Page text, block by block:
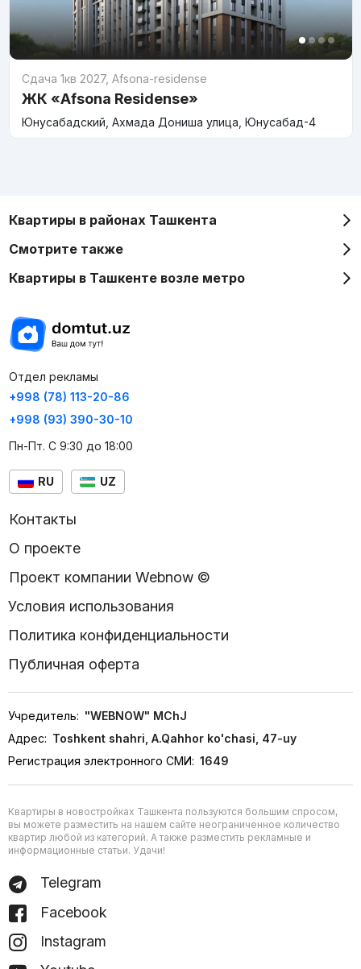
Сдача 1кв 2027, Afsona-residense
ЖК «Afsona Residense»
Юнусабадский, Ахмада Дониша улица, Юнусабад-4
Квартиры в районах Ташкента
Смотрите также
Квартиры в Ташкенте возле метро
Отдел рекламы
+998 (78) 113-20-86
+998 (93) 390-30-10
Пн-Пт. С 9:30 до 18:00
RU UZ
Контакты
О проекте
Проект компании Webnow ©
Условия использования
Политика конфиденциальности
Публичная оферта
Учредитель: "WEBNOW" MChJ
Адрес: Toshkent shahri, A.Qahhor ko'chasi, 47-uy
Регистрация электронного СМИ: 1649
Квартиры в новостройках Ташкента пользуются большим спросом,
вы можете разместить на нашем сайте неограниченное количество
квартир любой из категорий. А также разместить рекламные и
информационные статьи. Удачи!
Telegram
Facebook
Instagram